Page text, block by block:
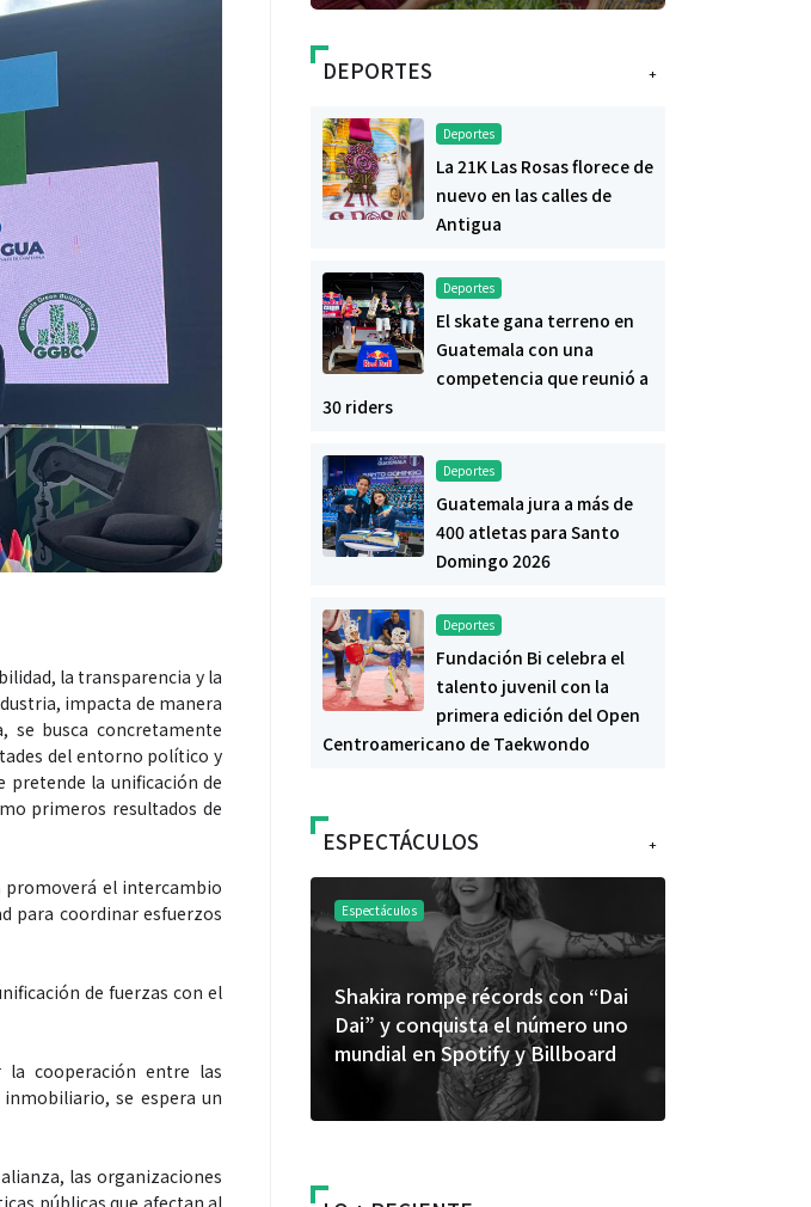
la transparencia y la
impacta de manera
se busca concretamente
del entorno político y
pretende la unificación de
primeros resultados de
promoverá el intercambio
para coordinar esfuerzos
de fuerzas con el
la cooperación entre las
se espera un
las organizaciones
públicas que afectan al
+
DEPORTES
Deportes
La 21K Las Rosas florece de
nuevo en las calles de
Antigua
Deportes
El skate gana terreno en
Guatemala con una
competencia que reunió a
30 riders
Deportes
Guatemala jura a más de
400 atletas para Santo
Domingo 2026
Deportes
Fundación Bi celebra el
talento juvenil con la
primera edición del Open
Centroamericano de Taekwondo
+
ESPECTÁCULOS
Espectáculos
Shakira rompe récords con “Dai
Dai” y conquista el número uno
mundial en Spotify y Billboard
une generaciones: el
para todos